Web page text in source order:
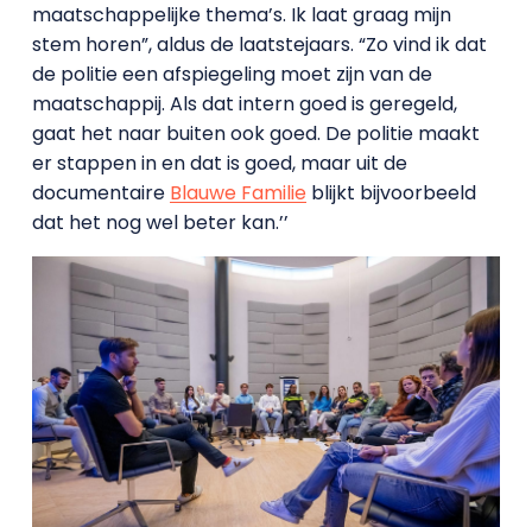
maatschappelijke thema’s. Ik laat graag mijn
stem horen”, aldus de laatstejaars. “Zo vind ik dat
de politie een afspiegeling moet zijn van de
maatschappij. Als dat intern goed is geregeld,
gaat het naar buiten ook goed. De politie maakt
er stappen in en dat is goed, maar uit de
documentaire Blauwe Familieblijkt bijvoorbeeld
dat het nog wel beter kan.’’